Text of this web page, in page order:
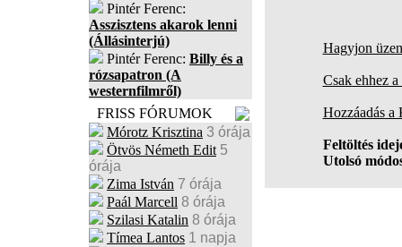
Pintér Ferenc:
Asszisztens akarok lenni
(Állásinterjú)
Pintér Ferenc: Billy és a
rózsapatron (A
westernfilmről)
FRISS FÓRUMOK
Mórotz Krisztina 3 órája
Ötvös Németh Edit 5
órája
Zima István 7 órája
Paál Marcell 8 órája
Szilasi Katalin 8 órája
Tímea Lantos 1 napja
Hagyjon
Csak ehhez
Hozzáadás
Feltöltés
Utolsó